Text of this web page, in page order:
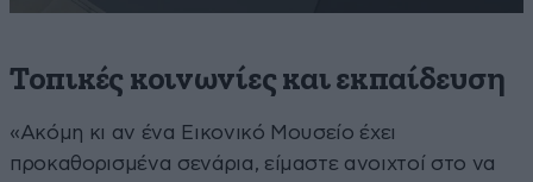
Τοπικές κοινωνίες και εκπαίδευση
«Ακόμη κι αν ένα Εικονικό Μουσείο έχει
προκαθορισμένα σενάρια, είμαστε ανοιχτοί στο να